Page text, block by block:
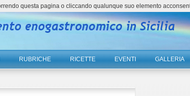
RUBRICHE RICETTE EVENTI GALLERIA
questa pagina o cliccando qualunque suo elemento